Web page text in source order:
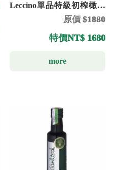
Leccino單品特級初榨橄欖
原價 $1880
特價NT$ 1680
more